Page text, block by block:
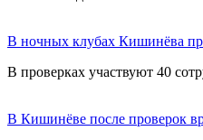
В ночных клубах Кишинёва
В проверках участвуют 40
В Кишинёве после проверок